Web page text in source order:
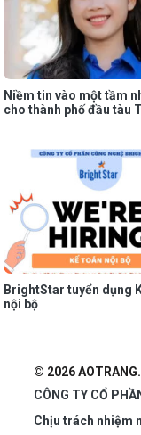
Niềm tin vào một tầm
cho thành phố đầu tàu
BrightStar tuyển dụng
nội bộ
© 2026
CÔNG TY CỔ
Chịu trách nhiệm